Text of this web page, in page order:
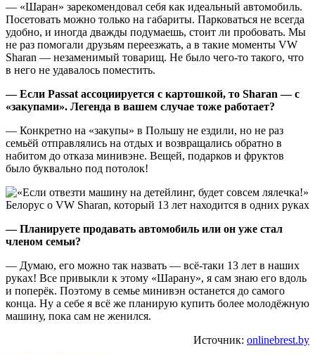
— «Шаран» зарекомендовал себя как идеальный автомобиль.
Посетовать можно только на габариты. Парковаться не всегда
удобно, и иногда дважды подумаешь, стоит ли пробовать. Мы
не раз помогали друзьям переезжать, а в такие моменты VW
Sharan — незаменимый товарищ. Не было чего-то такого, что
в него не удавалось поместить.
— Если Passat ассоциируется с картошкой, то Sharan — с
«закупами». Легенда в вашем случае тоже работает?
— Конкретно на «закупы» в Польшу не ездили, но не раз
семьёй отправлялись на отдых и возвращались обратно в
набитом до отказа минивэне. Вещей, подарков и фруктов
было буквально под потолок!
— Планируете продавать автомобиль или он уже стал
членом семьи?
— Думаю, его можно так назвать — всё-таки 13 лет в наших
руках! Все привыкли к этому «Шарану», я сам знаю его вдоль
и поперёк. Поэтому в семье минивэн останется до самого
конца. Ну а себе я всё же планирую купить более молодёжную
машину, пока сам не женился.
Источник: onlinebrest.by